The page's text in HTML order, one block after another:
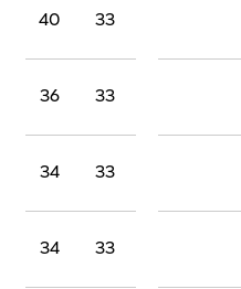
33
40
33
36
33
34
33
34